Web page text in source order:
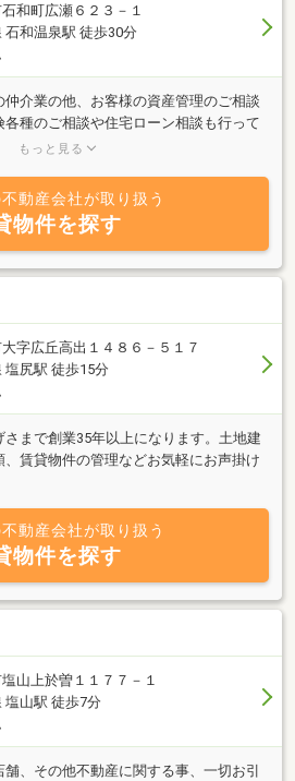
和町広瀬６２３－１
石和温泉駅 徒歩30分
介業の他、お客様の資産管理のご相談
種のご相談や住宅ローン相談も行って
には、ハウスメーカー選びのご相談も
い、お客様の煩わしい作業を軽減し、豊
とりまして最適なメーカー選びを強力に
業時間以外にも、柔軟に対応させて頂
連絡下さい。
もっと見る
動産会社が取り扱う
物件を探す
字広丘高出１４８６－５１７
塩尻駅 徒歩15分
まで創業35年以上になります。土地建
賃貸物件の管理などお気軽にお声掛け
動産会社が取り扱う
物件を探す
山上於曽１１７７－１
塩山駅 徒歩7分
、その他不動産に関する事、一切お引